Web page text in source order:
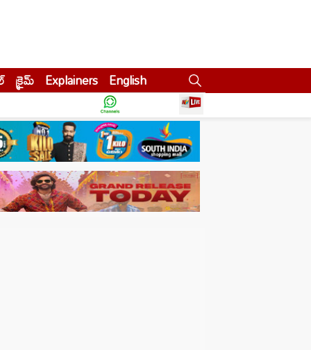
క్రైమ్ Explainers English